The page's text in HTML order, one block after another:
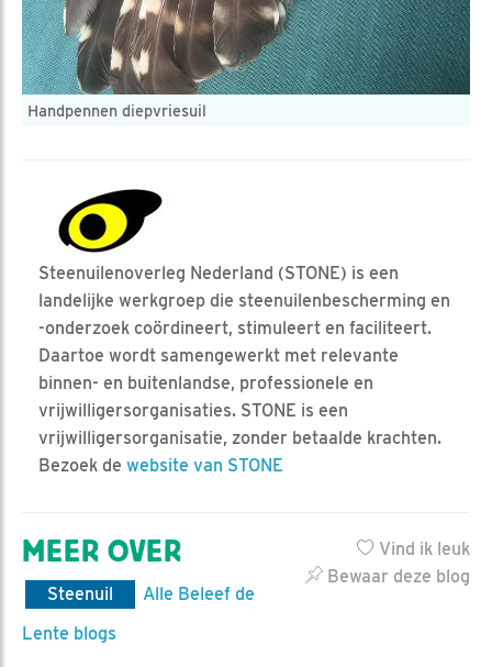
Handpennen diepvriesuil
Steenuilenoverleg Nederland (STONE) is een
landelijke werkgroep die steenuilenbescherming en
-onderzoek coördineert, stimuleert en faciliteert.
Daartoe wordt samengewerkt met relevante
binnen- en buitenlandse, professionele en
vrijwilligersorganisaties. STONE is een
vrijwilligersorganisatie, zonder betaalde krachten.
Bezoek de website van STONE
Vind ik leuk
Bewaar deze blog
MEER OVER
Steenuil
Alle Beleef de
Lente blogs